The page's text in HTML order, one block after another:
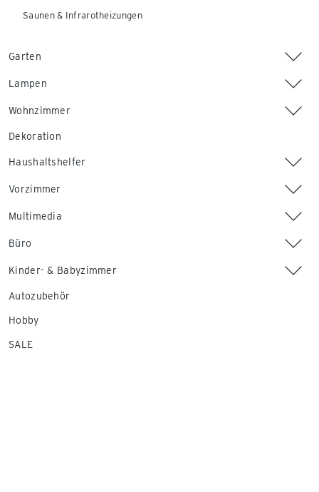
Saunen & Infrarotheizungen
Garten
Lampen
Wohnzimmer
Dekoration
Haushaltshelfer
Vorzimmer
Multimedia
Büro
Kinder- & Babyzimmer
Autozubehör
Hobby
SALE